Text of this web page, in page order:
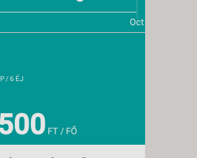
/ 6 ÉJ
FT / FŐ